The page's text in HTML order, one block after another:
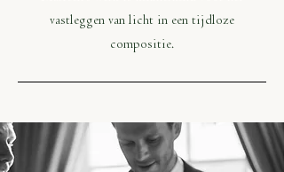
vastleggen van licht in een tijdloze
compositie.